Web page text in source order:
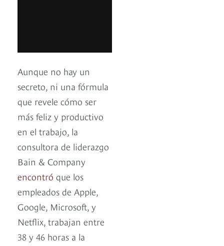
Aunque no hay un
secreto, ni una fórmula
que revele cómo ser
más feliz y productivo
en el trabajo, la
consultora de liderazgo
Bain & Company
encontró que los
empleados de Apple,
Google, Microsoft, y
Netflix, trabajan entre
38 y 46 horas a la